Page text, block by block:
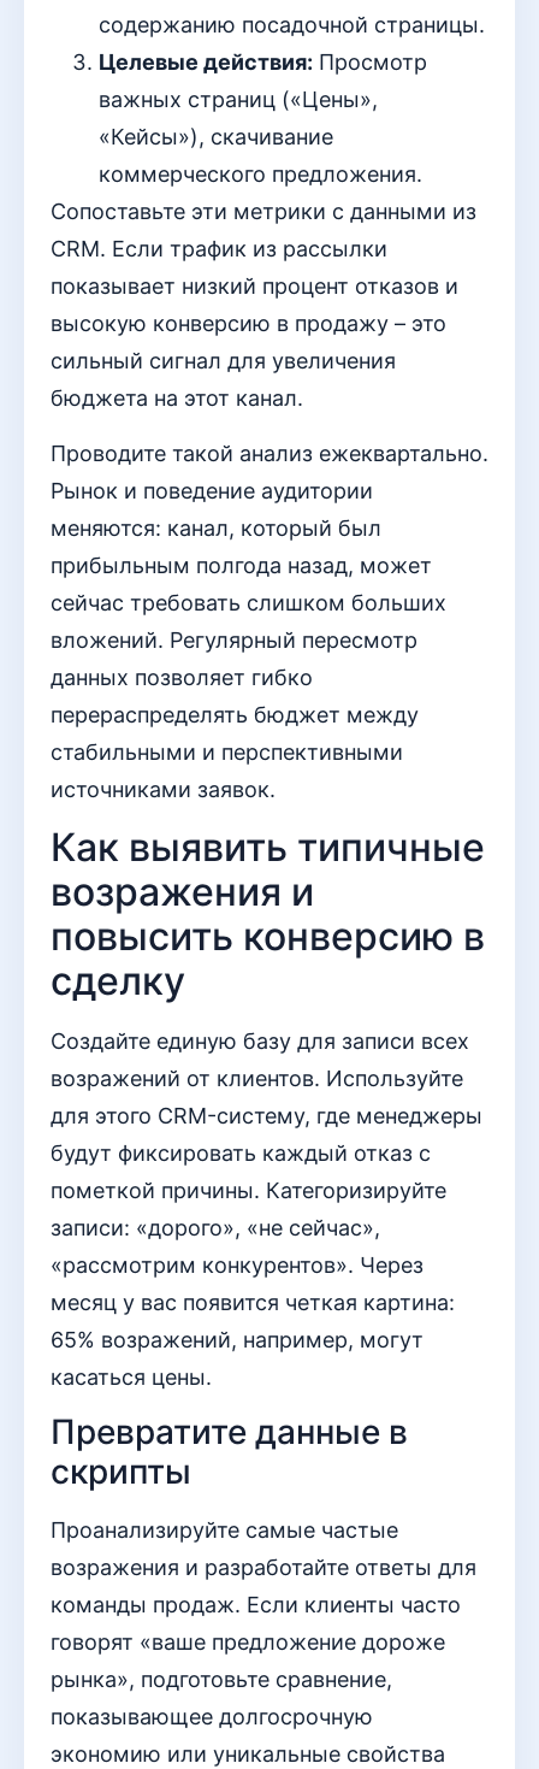
содержанию посадочной страницы.
Целевые действия: Просмотр
важных страниц («Цены»,
«Кейсы»), скачивание
коммерческого предложения.
Сопоставьте эти метрики с данными из
CRM. Если трафик из рассылки
показывает низкий процент отказов и
высокую конверсию в продажу – это
сильный сигнал для увеличения
бюджета на этот канал.
Проводите такой анализ ежеквартально.
Рынок и поведение аудитории
меняются: канал, который был
прибыльным полгода назад, может
сейчас требовать слишком больших
вложений. Регулярный пересмотр
данных позволяет гибко
перераспределять бюджет между
стабильными и перспективными
источниками заявок.
Как выявить типичные
возражения и
повысить конверсию в
сделку
Создайте единую базу для записи всех
возражений от клиентов. Используйте
для этого CRM-систему, где менеджеры
будут фиксировать каждый отказ с
пометкой причины. Категоризируйте
записи: «дорого», «не сейчас»,
«рассмотрим конкурентов». Через
месяц у вас появится четкая картина:
65% возражений, например, могут
касаться цены.
Превратите данные в
скрипты
Проанализируйте самые частые
возражения и разработайте ответы для
команды продаж. Если клиенты часто
говорят «ваше предложение дороже
рынка», подготовьте сравнение,
показывающее долгосрочную
экономию или уникальные свойства